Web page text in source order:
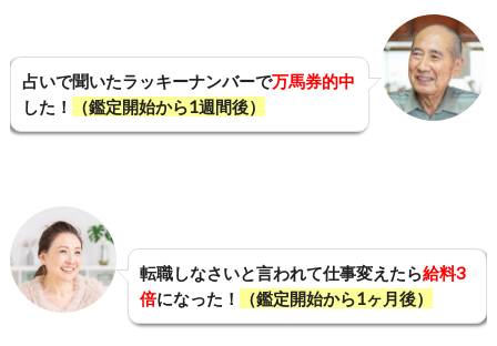
占いで聞いたラッキーナンバーで万馬券的中
した！
（鑑定開始から1週間後）
転職しなさいと言われて仕事変えたら給料3
倍になった！ （鑑定開始から1ヶ月後）